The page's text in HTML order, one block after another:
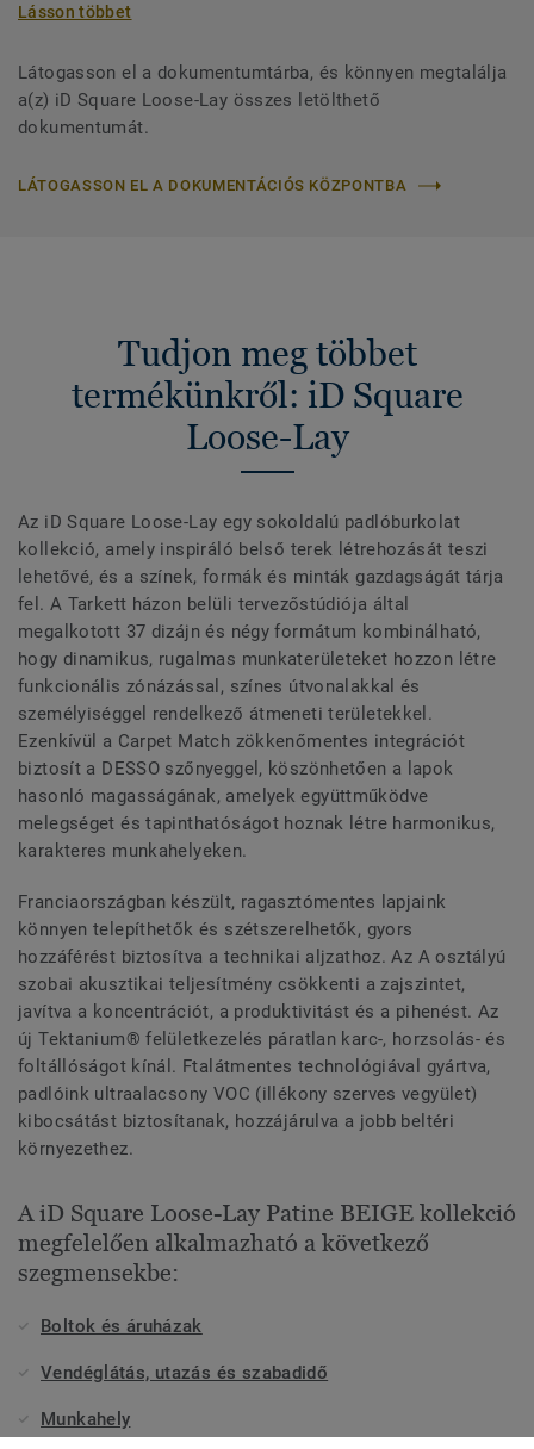
Lásson többet
Látogasson el a dokumentumtárba, és könnyen megtalálja
a(z) iD Square Loose-Lay összes letölthető
dokumentumát.
LÁTOGASSON EL A DOKUMENTÁCIÓS KÖZPONTBA
Tudjon meg többet
termékünkről: iD Square
Loose-Lay
Az iD Square Loose-Lay egy sokoldalú padlóburkolat
kollekció, amely inspiráló belső terek létrehozását teszi
lehetővé, és a színek, formák és minták gazdagságát tárja
fel. A Tarkett házon belüli tervezőstúdiója által
megalkotott 37 dizájn és négy formátum kombinálható,
hogy dinamikus, rugalmas munkaterületeket hozzon létre
funkcionális zónázással, színes útvonalakkal és
személyiséggel rendelkező átmeneti területekkel.
Ezenkívül a Carpet Match zökkenőmentes integrációt
biztosít a DESSO szőnyeggel, köszönhetően a lapok
hasonló magasságának, amelyek együttműködve
melegséget és tapinthatóságot hoznak létre harmonikus,
karakteres munkahelyeken.
Franciaországban készült, ragasztómentes lapjaink
könnyen telepíthetők és szétszerelhetők, gyors
hozzáférést biztosítva a technikai aljzathoz. Az A osztályú
szobai akusztikai teljesítmény csökkenti a zajszintet,
javítva a koncentrációt, a produktivitást és a pihenést. Az
új Tektanium® felületkezelés páratlan karc-, horzsolás- és
foltállóságot kínál. Ftalátmentes technológiával gyártva,
padlóink ultraalacsony VOC (illékony szerves vegyület)
kibocsátást biztosítanak, hozzájárulva a jobb beltéri
környezethez.
A iD Square Loose-Lay Patine BEIGE kollekció
megfelelően alkalmazható a következő
szegmensekbe:
Boltok és áruházak
Vendéglátás, utazás és szabadidő
Munkahely